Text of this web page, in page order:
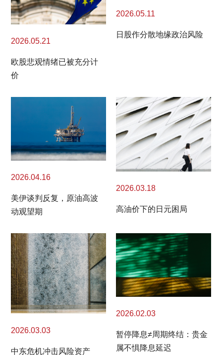
2026.05.21
欧股悲观情绪已被充分计
价
2026.05.11
日股作分散地缘政治风险
2026.04.16
美伊谈判反复，原油高波
动观望期
2026.03.18
高油价下的日元困局
2026.03.03
中东危机冲击风险资产
2026.02.03
暂停降息≠周期终结：贵金
属不惧降息延迟